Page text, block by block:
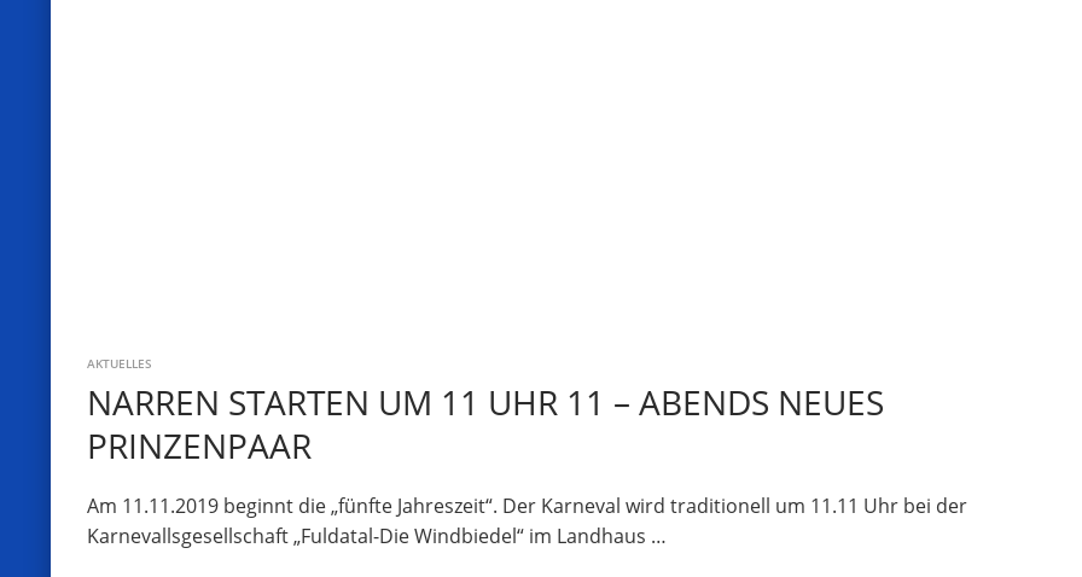
AKTUELLES
NARREN STARTEN UM 11 UHR 11 – ABENDS NEUES
PRINZENPAAR
Am 11.11.2019 beginnt die „fünfte Jahreszeit“. Der Karneval wird traditionell um 11.11 Uhr bei der
Karnevallsgesellschaft „Fuldatal-Die Windbiedel“ im Landhaus …